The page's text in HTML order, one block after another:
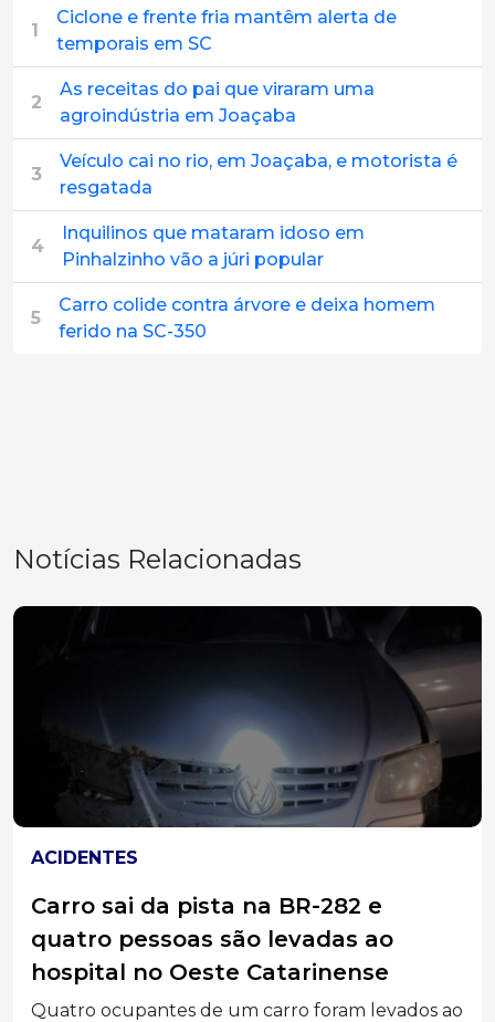
1
Ciclone e frente fria mantêm alerta de
temporais em SC
2
As receitas do pai que viraram uma
agroindústria em Joaçaba
3
Veículo cai no rio, em Joaçaba, e motorista é
resgatada
4
Inquilinos que mataram idoso em
Pinhalzinho vão a júri popular
5
Carro colide contra árvore e deixa homem
ferido na SC-350
Notícias Relacionadas
ACIDENTES
Carro sai da pista na BR-282 e
quatro pessoas são levadas ao
hospital no Oeste Catarinense
Quatro ocupantes de um carro foram levados ao